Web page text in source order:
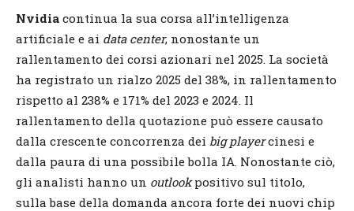
Nvidia continua la sua corsa all’intelligenza
artificiale e ai data center, nonostante un
rallentamento dei corsi azionari nel 2025. La società
ha registrato un rialzo 2025 del 38%, in rallentamento
rispetto al 238% e 171% del 2023 e 2024. Il
rallentamento della quotazione può essere causato
dalla crescente concorrenza dei big playercinesi e
dalla paura di una possibile bolla IA. Nonostante ciò,
gli analisti hanno un outlookpositivo sul titolo,
sulla base della domanda ancora forte dei nuovi chip